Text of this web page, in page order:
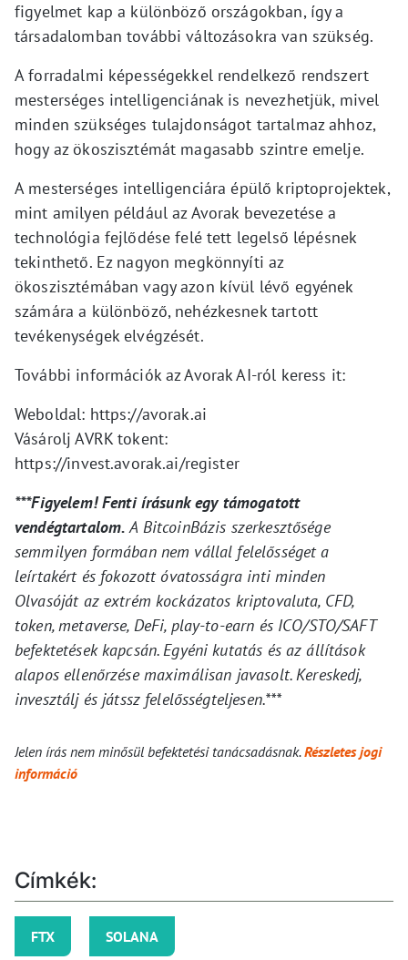
figyelmet kap a különböző országokban, így a
társadalomban további változásokra van szükség.
A forradalmi képességekkel rendelkező rendszert
mesterséges intelligenciának is nevezhetjük, mivel
minden szükséges tulajdonságot tartalmaz ahhoz,
hogy az ökoszisztémát magasabb szintre emelje.
A mesterséges intelligenciára épülő kriptoprojektek,
mint amilyen például az Avorak bevezetése a
technológia fejlődése felé tett legelső lépésnek
tekinthető. Ez nagyon megkönnyíti az
ökoszisztémában vagy azon kívül lévő egyének
számára a különböző, nehézkesnek tartott
tevékenységek elvégzését.
További információk az Avorak AI-ról keress it:
Weboldal: https://avorak.ai
Vásárolj AVRK tokent:
https://invest.avorak.ai/register
***Figyelem! Fenti írásunk egy támogatott
vendégtartalom.A BitcoinBázis szerkesztősége
semmilyen formában nem vállal felelősséget a
leírtakért és fokozott óvatosságra inti minden
Olvasóját az extrém kockázatos kriptovaluta, CFD,
token, metaverse, DeFi, play-to-earn és ICO/STO/SAFT
befektetések kapcsán. Egyéni kutatás és az állítások
alapos ellenőrzése maximálisan javasolt. Kereskedj,
invesztálj és játssz felelősségteljesen.***
Jelen írás nem minősül befektetési tanácsadásnak.Részletes jogi
információ
Címkék:
FTX SOLANA